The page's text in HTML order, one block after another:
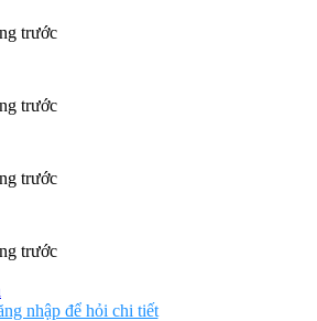
trước
trước
trước
trước
nhập để hỏi chi tiết